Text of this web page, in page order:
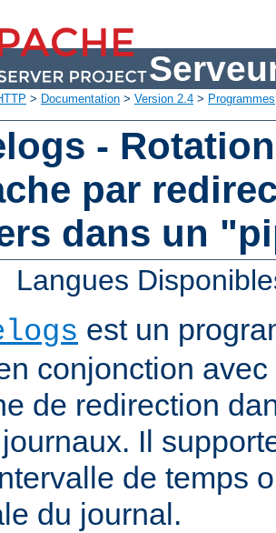
> Documentation > Version 2.4 > Programmes
-
par
dans un
Langues
est un
conjonction
de redirection
Il
de temps
du journal.